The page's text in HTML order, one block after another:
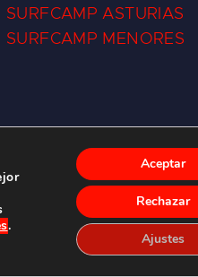
SURFCAMP ASTURIAS
SURFCAMP MENORES
(ASTURIAS)
.
Aceptar
Rechazar
Ajustes